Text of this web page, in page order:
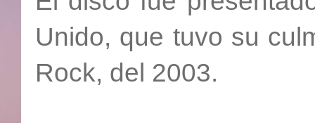
Unido, que tuvo su
Rock, del 2003.